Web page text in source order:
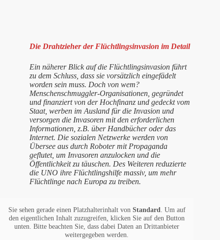
Die Drahtzieher der Flüchtlingsinvasion im Detail
Ein näherer Blick auf die Flüchtlingsinvasion führt
zu dem Schluss, dass sie vorsätzlich eingefädelt
worden sein muss. Doch von wem?
Menschenschmuggler-Organisationen, gegründet
und finanziert von der Hochfinanz und gedeckt vom
Staat, werben im Ausland für die Invasion und
versorgen die Invasoren mit den erforderlichen
Informationen, z.B. über Handbücher oder das
Internet. Die sozialen Netzwerke werden von
Übersee aus durch Roboter mit Propaganda
geflutet, um Invasoren anzulocken und die
Öffentlichkeit zu täuschen. Des Weiteren reduzierte
die UNO ihre Flüchtlingshilfe massiv, um mehr
Flüchtlinge nach Europa zu treiben.
Sie sehen gerade einen Platzhalterinhalt von Standard. Um auf
den eigentlichen Inhalt zuzugreifen, klicken Sie auf den Button
unten. Bitte beachten Sie, dass dabei Daten an Drittanbieter
weitergegeben werden.